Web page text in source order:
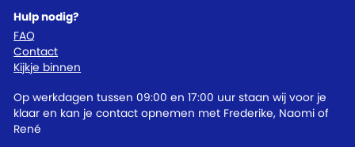
Hulp nodig?
FAQ
Contact
Kijkje binnen
Op werkdagen tussen 09:00 en 17:00 uur staan wij voor je
klaar en kan je contact opnemen met Frederike, Naomi of
René